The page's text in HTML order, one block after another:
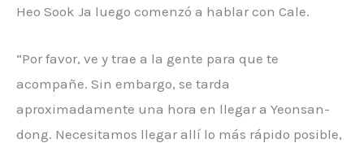
Heo Sook Ja luego comenzó a hablar con Cale.
“Por favor, ve y trae a la gente para que te
acompañe. Sin embargo, se tarda
aproximadamente una hora en llegar a Yeonsan-
dong. Necesitamos llegar allí lo más rápido posible,